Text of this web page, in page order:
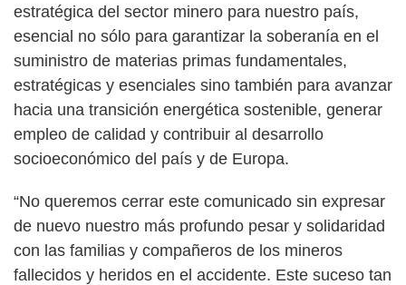
estratégica del sector minero para nuestro país,
esencial no sólo para garantizar la soberanía en el
suministro de materias primas fundamentales,
estratégicas y esenciales sino también para avanzar
hacia una transición energética sostenible, generar
empleo de calidad y contribuir al desarrollo
socioeconómico del país y de Europa.
“No queremos cerrar este comunicado sin expresar
de nuevo nuestro más profundo pesar y solidaridad
con las familias y compañeros de los mineros
fallecidos y heridos en el accidente. Este suceso tan